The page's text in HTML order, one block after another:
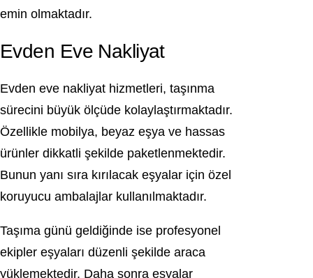
emin olmaktadır.
Evden Eve Nakliyat
Evden eve nakliyat hizmetleri, taşınma
sürecini büyük ölçüde kolaylaştırmaktadır.
Özellikle mobilya, beyaz eşya ve hassas
ürünler dikkatli şekilde paketlenmektedir.
Bunun yanı sıra kırılacak eşyalar için özel
koruyucu ambalajlar kullanılmaktadır.
Taşıma günü geldiğinde ise profesyonel
ekipler eşyaları düzenli şekilde araca
yüklemektedir. Daha sonra eşyalar